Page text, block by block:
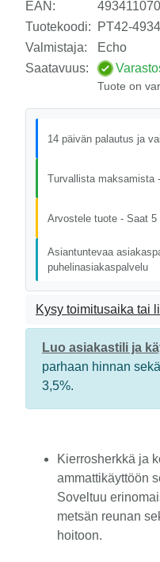
EAN:
Tuotekoodi:
PT42-
Valmistaja:
Echo
Saatavuus:
Tuote on
14 päivän palautus ja
Turvallista maksamista
Arvostele tuote - Saat 5
Asiantuntevaa
puhelinasiakaspalvelu
Kysy toimitusaika tai
Luo asiakastili ja
parhaan hinnan
3,5%.
Kierrosherkkä ja
ammattikäyttöön
Soveltuu
metsän reunan
hoitoon.